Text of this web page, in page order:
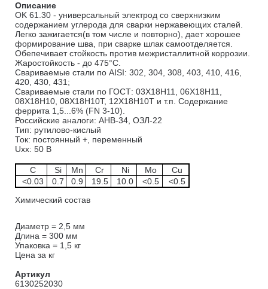
Описание
OK 61.30 - универсальный электрод со сверхнизким
содержанием углерода для сварки нержавеющих сталей.
Легко зажигается(в том числе и повторно), дает хорошее
формирование шва, при сварке шлак самоотделяется.
Обепечивает стойкость против межристаллитной коррозии.
Жаростойкость - до 475°C.
Свариваемые стали по AISI: 302, 304, 308, 403, 410, 416,
420, 430, 431;
Свариваемые стали по ГОСТ: 03Х18Н11, 06Х18Н11,
08Х18Н10, 08Х18Н10Т, 12Х18Н10Т и т.п. Содержание
феррита 1,5...6% (FN 3-10).
Российские аналоги: АНВ-34, ОЗЛ-22
Тип: рутилово-кислый
Ток: постоянный +, переменный
Uxx: 50 В
Химический состав
C Si Mn Cr Ni Mo
Cu
<0.03
0.7 0.9 19.5 10.0 <0.5 <0.5
Диаметр = 2,5 мм
Длина = 300 мм
Упаковка = 1,5 кг
Цена за кг
Артикул
6130252030